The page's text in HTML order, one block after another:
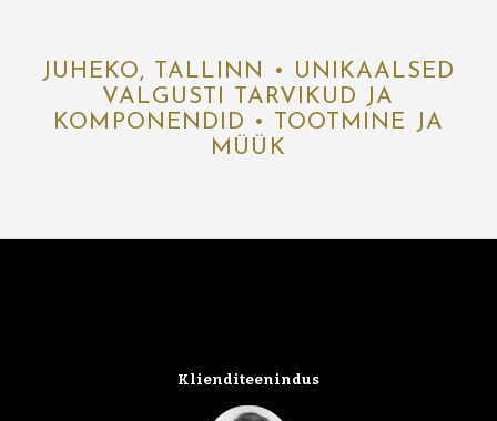
JUHEKO, TALLINN • UNIKAALSED
VALGUSTI TARVIKUD JA
KOMPONENDID • TOOTMINE JA
MÜÜK
Klienditeenindus